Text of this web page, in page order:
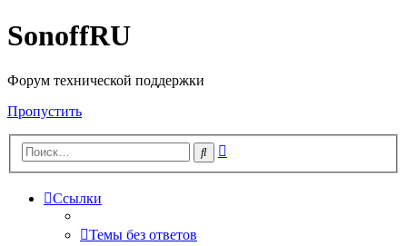
SonoffRU
Форум технической поддержки
Пропустить
Поиск
Ссылки
Темы без ответов